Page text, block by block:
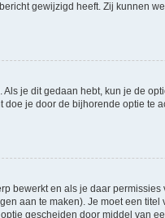
gewijzigd heeft. Zij kunnen
je dit gedaan hebt, kun je de
je door de bijhorende optie te
bewerkt en als je daar
aan te maken). Je moet een
gescheiden door middel van